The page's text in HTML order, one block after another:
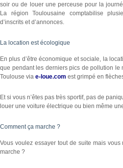
soir ou de louer une perceuse pour la
La région Toulousaine comptabilise
d’inscrits et d’annonces.
La location est écologique
En plus d’être économique et sociale, la
que pendant les derniers pics de pollution le
Toulouse via e-loue.com est grimpé en
Et si vous n’êtes pas très sportif, pas de
louer une voiture électrique ou bien même
Comment ça marche ?
Vous voulez essayer tout de suite mais vous
marche ?